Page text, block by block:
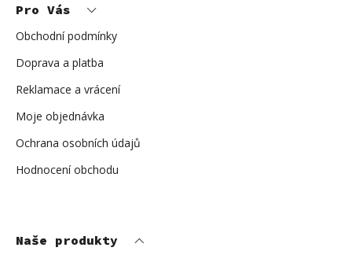
Pro Vás
Obchodní podmínky
Doprava a platba
Reklamace a vrácení
Moje objednávka
Ochrana osobních údajů
Hodnocení obchodu
Naše produkty